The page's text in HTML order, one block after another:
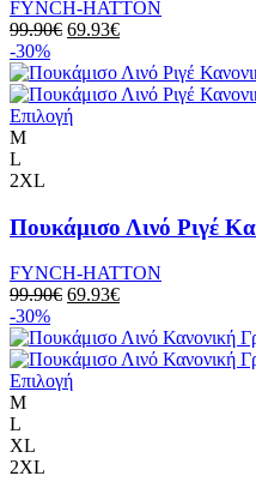
FYNCH-HATTON
99.90€ 69.93€
-30%
Επιλογή
M
L
2XL
Πουκάμισο Λινό Ριγέ
FYNCH-HATTON
99.90€ 69.93€
-30%
Επιλογή
M
L
XL
2XL